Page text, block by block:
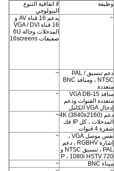
وظيفة
لا اتفاقية التنوع
البيولوجي
~
يدعم 16 قناة AV و
16 قناة VGA / DVI
المدخلات وحالة 6U
صفيفات 16screens
دعم تنسيق PAL /
NTSC ، ومنافذ BNC
متعددة
~
منافذ VGA DB-15
متعددة القنوات ودعم
إدخال VGA الكامل
~
دعم 4K (3840x2160)
المدخلات ، كل IP فك
شفرة 4 قنوات
~
نفس موصل VGA ،
إشارة RGBHV ، دعم
PAL ، تنسيق NTSC و
720 P ، 1080i HSTV
~
ميناء BNC
~